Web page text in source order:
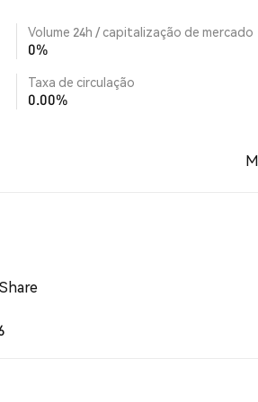
Volume 24h / capitalização de mercado
0%
Taxa de circulação
0.00%